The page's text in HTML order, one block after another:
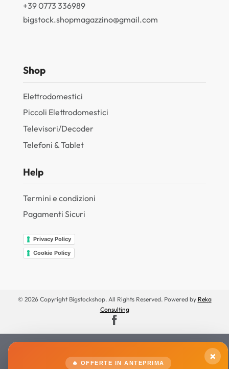
+39 0773 336989
bigstock.shopmagazzino@gmail.com
Shop
Elettrodomestici
Piccoli Elettrodomestici
Televisori/Decoder
Telefoni & Tablet
Help
Termini e condizioni
Pagamenti Sicuri
Privacy Policy
Cookie Policy
© 2026 Copyright Bigstockshop. All Rights Reserved. Powered by Reka
Consulting
×
🔥 OFFERTE IN ANTEPRIMA